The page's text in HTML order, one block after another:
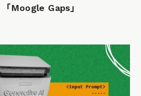
Moogle Gaps」